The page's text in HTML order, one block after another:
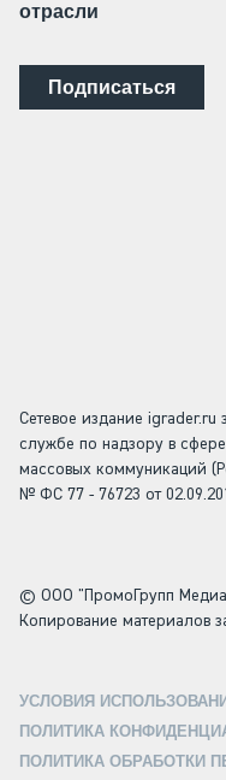
отрасли
Подписаться
Сетевое издание igrader.ru
службе по надзору в
массовых коммуникаций
№ ФС 77 - 76723 от
© ООО "ПромоГрупп
Копирование материалов
УСЛОВИЯ
ПОЛИТИКА
ПОЛИТИКА ОБРАБОТКИ